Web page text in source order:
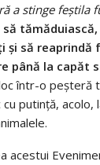
ă a stinge feștila
tămăduiască,
și să reaprindă
până la capăt
într-o peșteră
putință, acolo,
acestui